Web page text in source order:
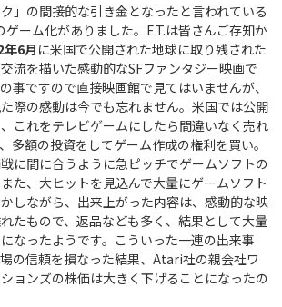
」の間接的な引き金となったと言われている
ゲーム化がありました。E.T.は皆さんご存知か
年6月 に米国で公開された地球に取り残された
流を描いた感動的なSFファンタジー映画で
事ですので直接映画館で見てはいませんが、
際の感動は今でも忘れません。米国では公開
これをテレビゲームにしたら間違いなく売れ
多額の投資をしてゲーム作成の権利を買い。
に間に合うように急ピッチでゲームソフトの
た、大ヒットを見込んで大量にゲームソフト
しながら、出来上がった内容は、感動的な映
たもので、返品なども多く、結果として大量
なったようです。こういった一連の出来事
の信頼を損なった結果、Atari社の親会社ワ
ョンズの株価は大きく下げることになったの